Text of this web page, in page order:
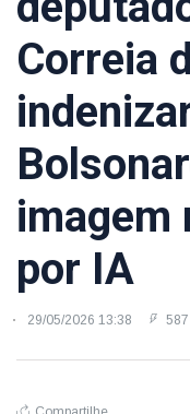
Correia
imagem
por IA
29/05/2026 13:38